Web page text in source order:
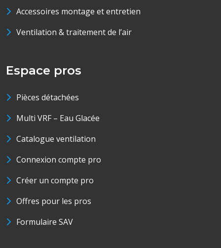
Accessoires montage et entretien
Ventilation & traitement de l’air
Espace pros
Pièces détachées
Multi VRF – Eau Glacée
Catalogue ventilation
Connexion compte pro
Créer un compte pro
Offres pour les pros
Formulaire SAV